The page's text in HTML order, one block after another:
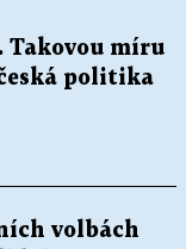
dopravě
míru
politika
volbách